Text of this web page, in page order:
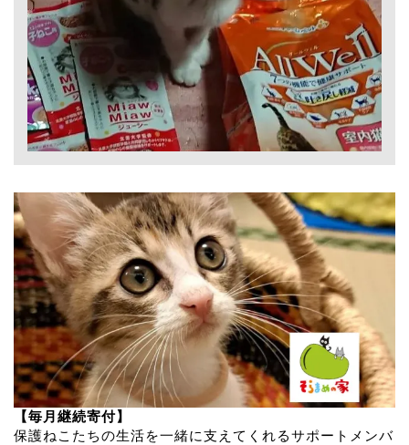
【毎月継続寄付】
保護ねこたちの生活を一緒に支えてくれるサポートメンバ